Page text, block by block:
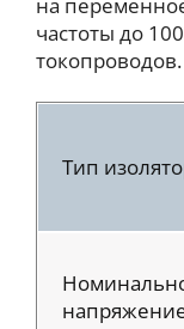
частоты до
токопроводов.
Тип